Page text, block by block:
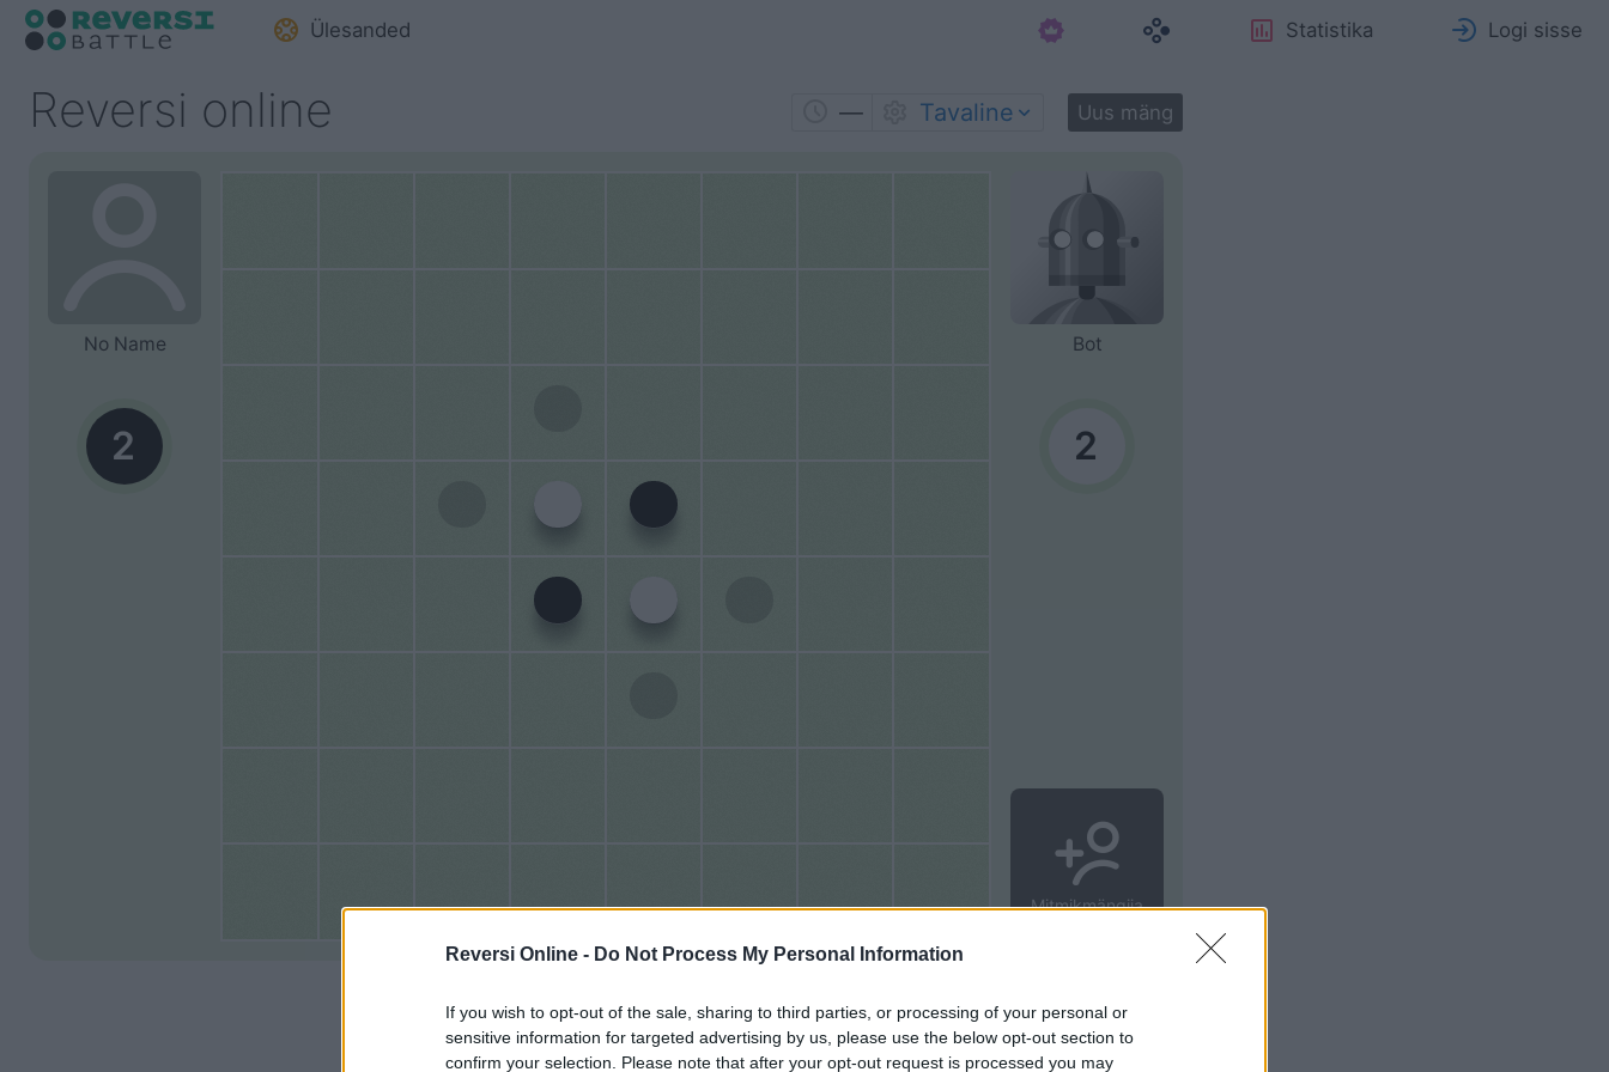
Reversi Online - Do Not Process My Personal Information
If you wish to opt-out of the sale, sharing to third parties, or processing of your personal or
sensitive information for targeted advertising by us, please use the below opt-out section to
confirm your selection. Please note that after your opt-out request is processed you may
Ülesanded Statistika Logi sisse
Reversi online — Tavaline
No Name
2
Bot
2